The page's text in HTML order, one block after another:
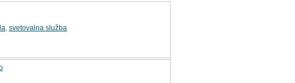
svetovalna služba